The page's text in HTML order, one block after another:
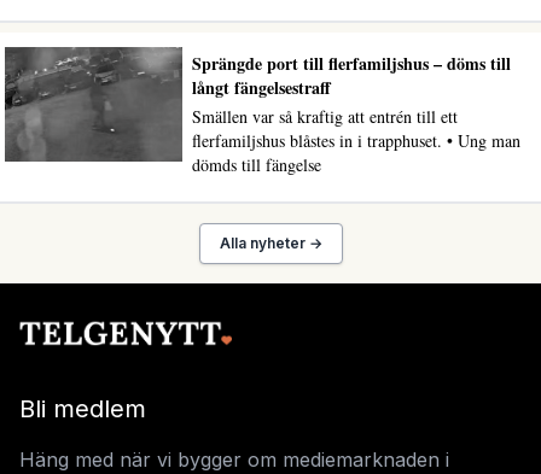
Sprängde port till flerfamiljshus – döms till
långt fängelsestraff
Smällen var så kraftig att entrén till ett
flerfamiljshus blåstes in i trapphuset. • Ung man
dömds till fängelse
Alla nyheter →
Bli medlem
Häng med när vi bygger om mediemarknaden i